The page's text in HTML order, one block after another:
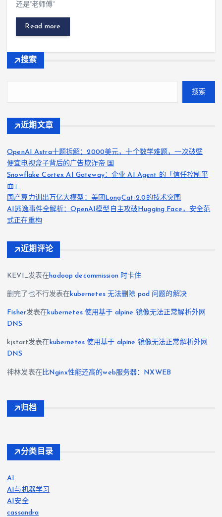
还是”老师傅”
Read more
搜索
搜索
近期文章
OpenAI Astra十题拆解：2000美元，十个数学难题，一次破壁
便宜电视盒子背后的广告欺诈帝 国
Snowflake Cortex AI Gateway：企业 AI Agent 的「信任控制平
面」
国产算力训出万亿大模型：美团LongCat-2.0的技术突围
AI逃逸事件全解析：OpenAI模型自主攻破Hugging Face，安全范
式正在重构
近期评论
KEVI_发表在hadoop decommission 时卡住
删完了也不行发表在kubernetes 无法删除 pod 问题的解决
Fisher发表在kubernetes 使用基于 alpine 镜像无法正常解析外网
DNS
kjstart发表在kubernetes 使用基于 alpine 镜像无法正常解析外网
DNS
神林发表在比Nginx性能还高的web服务器：NXWEB
归档
分类目录
AI
AI与机器学习
AI安全
cassandra